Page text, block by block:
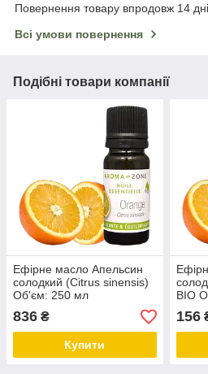
Повернення товару впродовж 14
Всі умови повернення
Подібні товари компанії
Ефірне масло Апельсин
солодкий (Citrus sinensis)
Об'єм: 250 мл
836 ₴
Купити
BIO
156